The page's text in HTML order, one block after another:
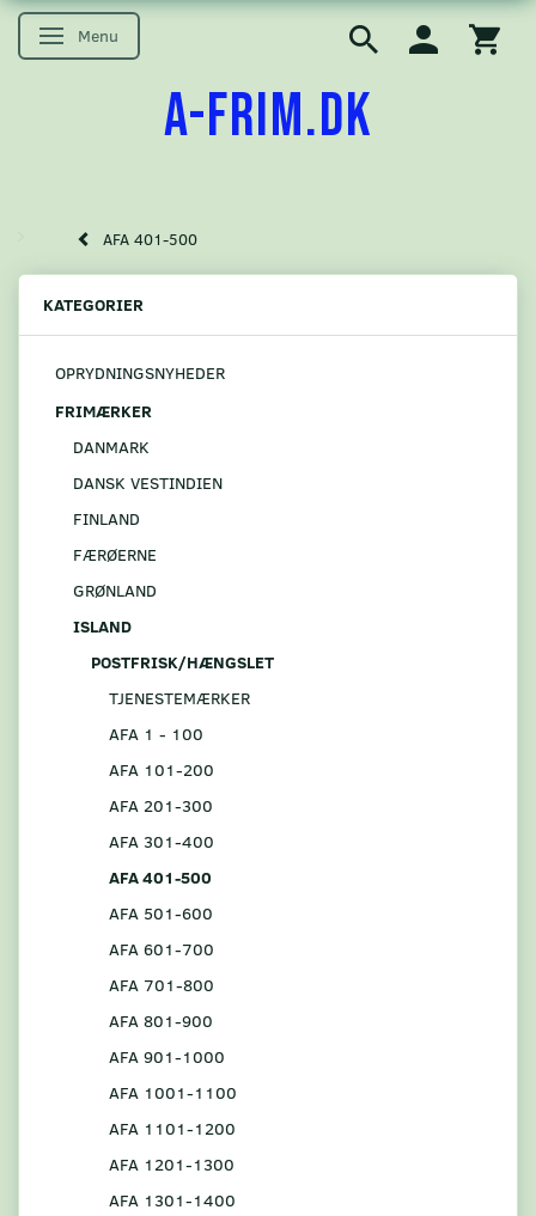
Skifte navigation
Menu
A-FRIM.DK
AFA 401-500
KATEGORIER
OPRYDNINGSNYHEDER
FRIMÆRKER
DANMARK
DANSK VESTINDIEN
FINLAND
FÆRØERNE
GRØNLAND
ISLAND
POSTFRISK/HÆNGSLET
TJENESTEMÆRKER
AFA 1 - 100
AFA 101-200
AFA 201-300
AFA 301-400
AFA 401-500
AFA 501-600
AFA 601-700
AFA 701-800
AFA 801-900
AFA 901-1000
AFA 1001-1100
AFA 1101-1200
AFA 1201-1300
AFA 1301-1400